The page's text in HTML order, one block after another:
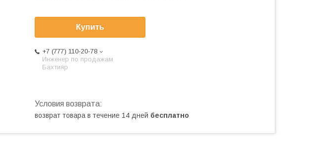
Купить
+7 (777) 110-20-78
Инженер по продажам
Бахтияр
возврат товара в течение 14 дней бесплатно